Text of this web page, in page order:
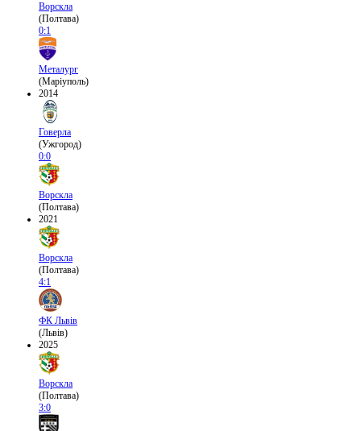
Ворскла
(Полтава)
0:1
Металург
(Маріуполь)
2014
Говерла
(Ужгород)
0:0
Ворскла
(Полтава)
2021
Ворскла
(Полтава)
4:1
ФК Львів
(Львів)
2025
Ворскла
(Полтава)
3:0